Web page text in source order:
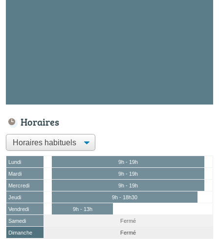
Horaires
Lundi
9h - 19h
Mardi
9h - 19h
Mercredi
9h - 19h
Jeudi
9h - 18h30
Vendredi
9h - 13h
Samedi
Fermé
Dimanche
Fermé